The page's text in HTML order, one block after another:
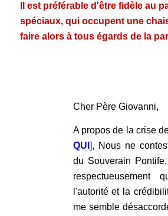
Il est préférable d'être fidèle au
spéciaux, qui occupent une
faire alors à tous égards de la
Cher Père Giovanni,
A propos de la crise
QUI ], Nous ne
du Souverain
l'autorité et la
me semble